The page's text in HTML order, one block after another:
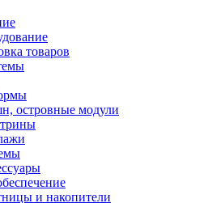
товаров
островные модули
и накопители